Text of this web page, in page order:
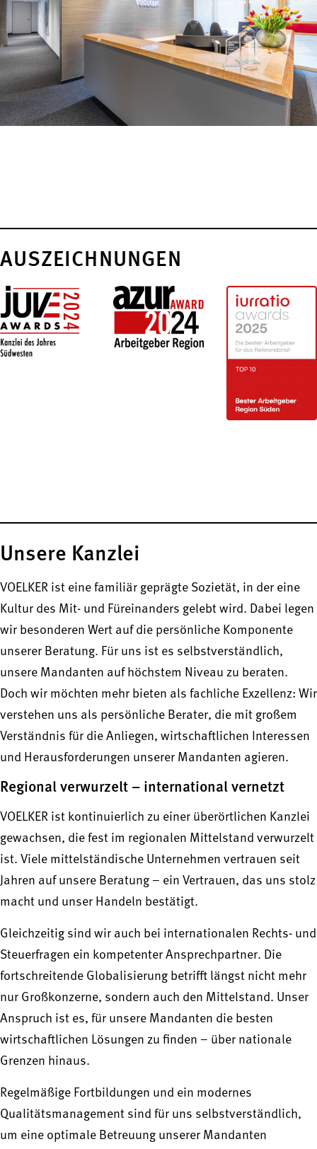
AUSZEICHNUNGEN
Unsere Kanzlei
VOELKER ist eine familiär geprägte Sozietät, in der eine
Kultur des Mit- und Füreinanders gelebt wird. Dabei legen
wir besonderen Wert auf die persönliche Komponente
unserer Beratung. Für uns ist es selbstverständlich,
unsere Mandanten auf höchstem Niveau zu beraten.
Doch wir möchten mehr bieten als fachliche Exzellenz: Wir
verstehen uns als persönliche Berater, die mit großem
Verständnis für die Anliegen, wirtschaftlichen Interessen
und Herausforderungen unserer Mandanten agieren.
Regional verwurzelt – international vernetzt
VOELKER ist kontinuierlich zu einer überörtlichen Kanzlei
gewachsen, die fest im regionalen Mittelstand verwurzelt
ist. Viele mittelständische Unternehmen vertrauen seit
Jahren auf unsere Beratung – ein Vertrauen, das uns stolz
macht und unser Handeln bestätigt.
Gleichzeitig sind wir auch bei internationalen Rechts- und
Steuerfragen ein kompetenter Ansprechpartner. Die
fortschreitende Globalisierung betrifft längst nicht mehr
nur Großkonzerne, sondern auch den Mittelstand. Unser
Anspruch ist es, für unsere Mandanten die besten
wirtschaftlichen Lösungen zu finden – über nationale
Grenzen hinaus.
Regelmäßige Fortbildungen und ein modernes
Qualitätsmanagement sind für uns selbstverständlich,
um eine optimale Betreuung unserer Mandanten